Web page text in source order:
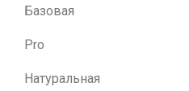
Базовая
Pro
Натуральная